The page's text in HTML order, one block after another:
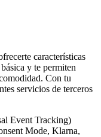
características
y te permiten
Con tu
servicios de terceros
Event Tracking)
Mode, Klarna,